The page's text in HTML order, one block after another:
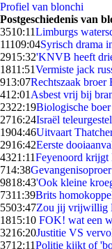
Profiel van blonchi
Postgeschiedenis van
3510:11Limburgs
11109:04Syrisch drama
2915:32'KNVB heeft
1811:51Vermiste jack
913:07Rechtszaak broer
412:01 Asbest vrij bij
2322:19Biologische
2716:24Israël
1904:46Uitvaart
2916:42Eerste
4321:11Feyenoord
714:38
9818:43'Ook kleine
7311:39Brits
5503:47Zou jij vrijwillig
1815:10 FOK! wat een
3216:20Justitie VS
3712:11Politie kijkt of